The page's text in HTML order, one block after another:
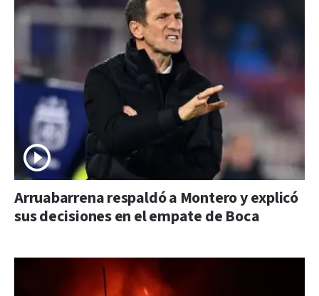
Arruabarrena respaldó a Montero y explicó
sus decisiones en el empate de Boca